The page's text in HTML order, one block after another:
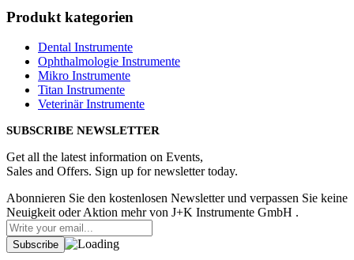
Produkt kategorien
Dental Instrumente
Ophthalmologie Instrumente
Mikro Instrumente
Titan Instrumente
Veterinär Instrumente
SUBSCRIBE NEWSLETTER
Get all the latest information on Events,
Sales and Offers. Sign up for newsletter today.
Abonnieren Sie den kostenlosen Newsletter und verpassen Sie keine
Neuigkeit oder Aktion mehr von J+K Instrumente GmbH .